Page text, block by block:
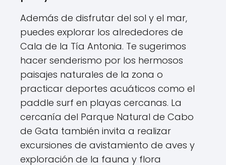
Además de disfrutar del sol y el mar,
puedes explorar los alrededores de
Cala de la Tía Antonia. Te sugerimos
hacer senderismo por los hermosos
paisajes naturales de la zona o
practicar deportes acuáticos como el
paddle surf en playas cercanas. La
cercanía del Parque Natural de Cabo
de Gata también invita a realizar
excursiones de avistamiento de aves y
exploración de la fauna y flora